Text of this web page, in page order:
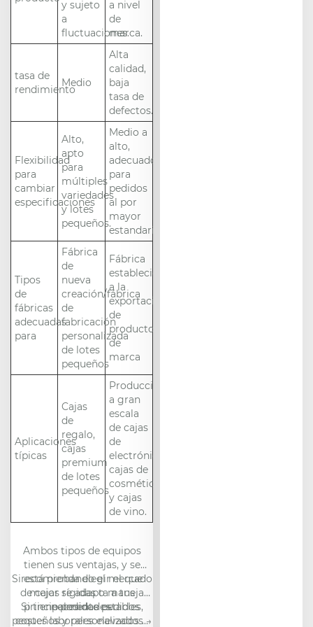
y sujeto
a
fluctuaciones.
a nivel
de
marca.
tasa de
rendimiento
Medio
Alta
calidad,
baja
tasa de
defectos.
Flexibilidad
para
cambiar
especificaciones
Alto,
apto
para
múltiples
variedades
y lotes
pequeños.
Medio a
alto,
adecuado
para
pedidos
al por
mayor
estandarizados.
Tipos
de
fábricas
adecuadas
para
Fábrica
de
nueva
creación/fábrica
de
fabricación
personalizada
de lotes
pequeños
Fábrica
establecida/orientada
a la
exportación/proveedor
de
productos
de
marca
Aplicaciones
típicas
Cajas
de
regalo,
cajas
premium
de lotes
pequeños
Producción
a gran
escala
de cajas
de
electrónica,
cajas de
cosméticos
y cajas
de vino.
Ambos tipos de equipos
tienen sus ventajas, y se
recomienda elegir el que
mejor se adapta a tus
necesidades.
Si está probando el mercado
de cajas rígidas o maneja
principalmente pedidos
pequeños y personalizados →
Si tiene pedidos estables,
costes laborales elevados o